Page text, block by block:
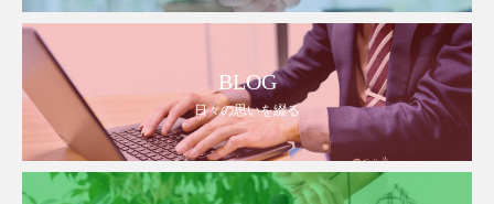
BLOG
日々の思いを綴る